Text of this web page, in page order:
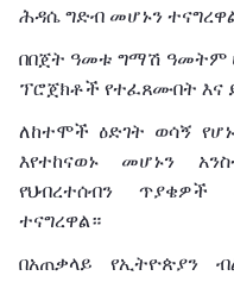
ሕዳሴ ግድብ መሆኑን
በበጀት ዓመቱ ግማሽ ዓመትም
ፕሮጀክቶች የተፈጸሙበት እና
ለከተሞች ዕድገት ወሳኝ የሆኑ
እየተከናወኑ
መሆኑን
የህብረተሰብን
ጥያቄዎች
ተናግረዋል።
በአጠቃላይ የኢትዮጵያን